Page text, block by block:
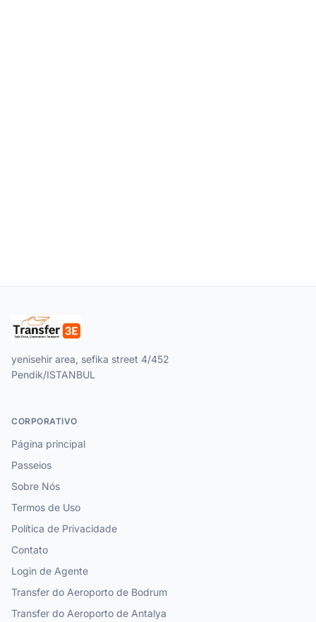
yenisehir area, sefika street 4/452
Pendik/ISTANBUL
CORPORATIVO
Página principal
Passeios
Sobre Nós
Termos de Uso
Política de Privacidade
Contato
Login de Agente
Transfer do Aeroporto de Bodrum
Transfer do Aeroporto de Antalya